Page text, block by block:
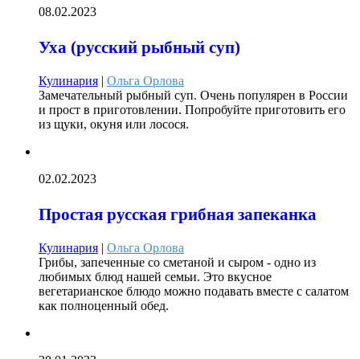
08.02.2023
Уха (русский рыбный суп)
Кулинария | Ольга Орлова
Замечательный рыбный суп. Очень популярен в России
и прост в приготовлении. Попробуйте приготовить его
из щуки, окуня или лосося.
02.02.2023
Простая русская грибная запеканка
Кулинария | Ольга Орлова
Грибы, запеченные со сметаной и сыром - одно из
любимых блюд нашей семьи. Это вкусное
вегетарианское блюдо можно подавать вместе с салатом
как полноценный обед.